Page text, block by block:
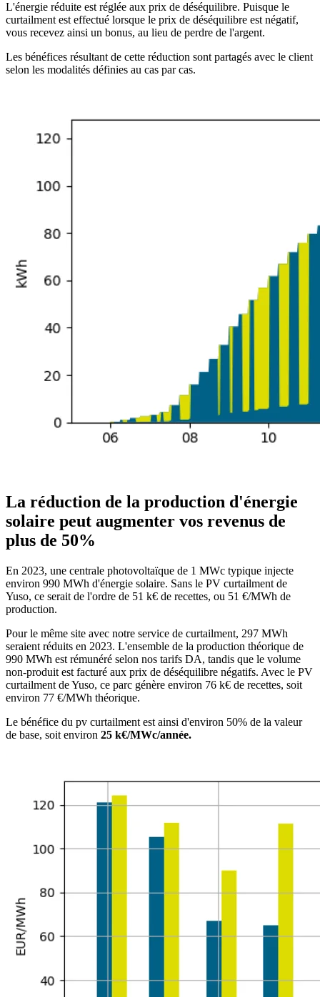
L'énergie réduite est réglée aux prix de déséquilibre. Puisque le
curtailment est effectué lorsque le prix de déséquilibre est négatif,
vous recevez ainsi un bonus, au lieu de perdre de l'argent.
Les bénéfices résultant de cette réduction sont partagés avec le client
selon les modalités définies au cas par cas.
La réduction de la production d'énergie
solaire peut augmenter vos revenus de
plus de 50%
En 2023, une centrale photovoltaïque de 1 MWc typique injecte
environ 990 MWh d'énergie solaire. Sans le PV curtailment de
Yuso, ce serait de l'ordre de 51 k€ de recettes, ou 51 €/MWh de
production.
Pour le même site avec notre service de curtailment, 297 MWh
seraient réduits en 2023. L'ensemble de la production théorique de
990 MWh est rémunéré selon nos tarifs DA, tandis que le volume
non-produit est facturé aux prix de déséquilibre négatifs. Avec le PV
curtailment de Yuso, ce parc génère environ 76 k€ de recettes, soit
environ 77 €/MWh théorique.
Le bénéfice du pv curtailment est ainsi d'environ 50% de la valeur
de base, soit environ 25 k€/MWc/année.